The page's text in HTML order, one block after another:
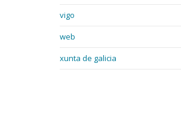
vigo
web
xunta de galicia